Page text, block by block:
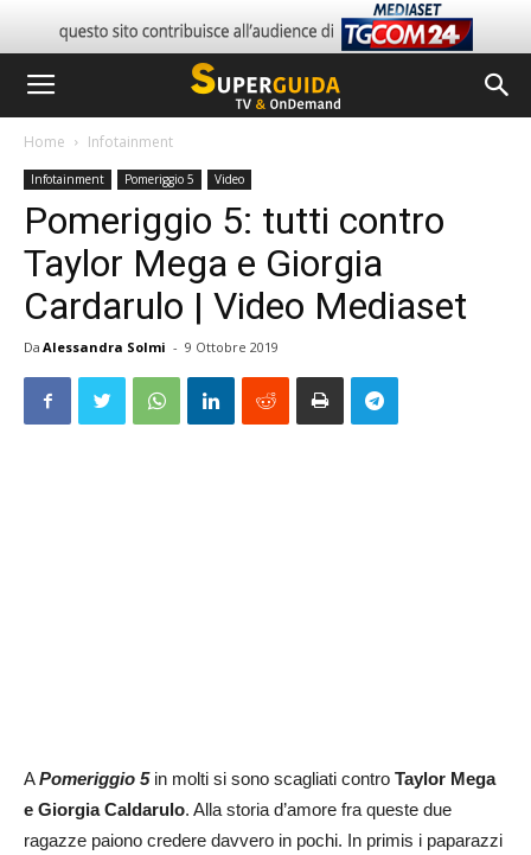
Home Infotainment
Infotainment Pomeriggio 5 Video
Pomeriggio 5: tutti contro
Taylor Mega e Giorgia
Cardarulo | Video Mediaset
Da Alessandra Solmi - 9 Ottobre 2019
APomeriggio 5in molti si sono scagliati contro Taylor Mega
e Giorgia Caldarulo. Alla storia d’amore fra queste due
ragazze paiono credere davvero in pochi. In primis i paparazzi